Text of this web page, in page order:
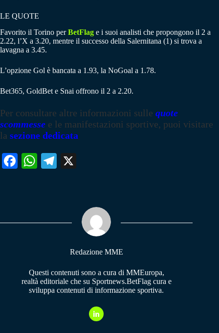
LE QUOTE
Favorito il Torino perBetFlag e i suoi analisti che propongono il 2 a
2.22, l’X a 3.20, mentre il successo della Salernitana (1) si trova a
lavagna a 3.45.
L’opzione Gol è bancata a 1.93, la NoGoal a 1.78.
Bet365, GoldBet e Snai offrono il 2 a 2.20.
Per consultare altre informazioni sulle quote
scommesse e le manifestazioni sportive, puoi visitare
la sezione dedicata
Fa W
pp
Te
m
Redazione MME
Questi contenuti sono a cura di MMEuropa,
realtà editoriale che su Sportnews.BetFlag cura e
sviluppa contenuti di informazione sportiva.